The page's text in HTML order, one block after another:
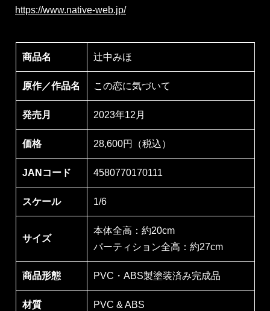
https://www.native-web.jp/
商品名 辻中みほ
原作／作品名 この恋に気づいて
発売月 2023年12月
価格 28,600円（税込）
JANコード 4580770170111
スケール 1/6
サイズ
本体全高：約20cm
パーティション全高：約27cm
商品形態 PVC・ABS製塗装済み完成品
材質 PVC & ABS